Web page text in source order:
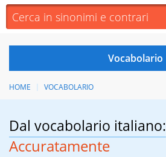
HOME VOCABOLARIO
Dal vocabolario italiano:
Accuratamente